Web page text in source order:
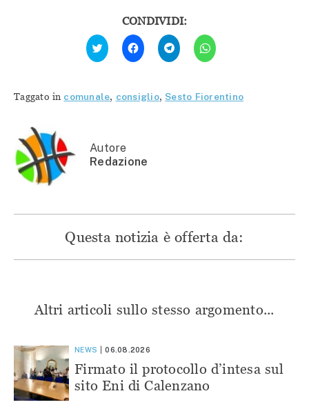
CONDIVIDI:
Fai
clic
qui
Twitter
(Si
finestra)
Fai
clic
per
condividere
(Si
apre
Fai
clic
per
condividere
(Si
apre
Fai
clic
per
(Si
apre
Taggato in comunale, consiglio,Sesto Fiorentino
Autore
Redazione
Questa notizia è offerta da:
Altri articoli sullo stesso argomento...
NEWS 06.08.2026
Firmato il protocollo d’intesa sul
sito Eni di Calenzano